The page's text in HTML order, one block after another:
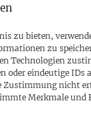
zu bieten,
zu
Technologien
oder eindeutige IDs
Zustimmung nicht
Merkmale und